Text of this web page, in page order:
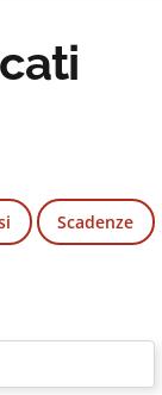
Scadenze